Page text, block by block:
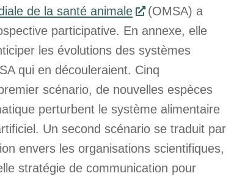
de la santé animale
(OMSA) a
participative. En annexe, elle
les évolutions des systèmes
qui en découleraient. Cinq
scénario, de nouvelles espèces
perturbent le système alimentaire
Un second scénario se traduit par
envers les organisations scientifiques,
stratégie de communication pour